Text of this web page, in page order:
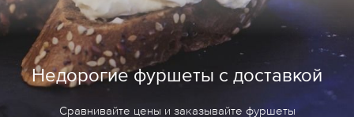
Недорогие фуршеты с доставкой
Сравнивайте цены и заказывайте фуршеты